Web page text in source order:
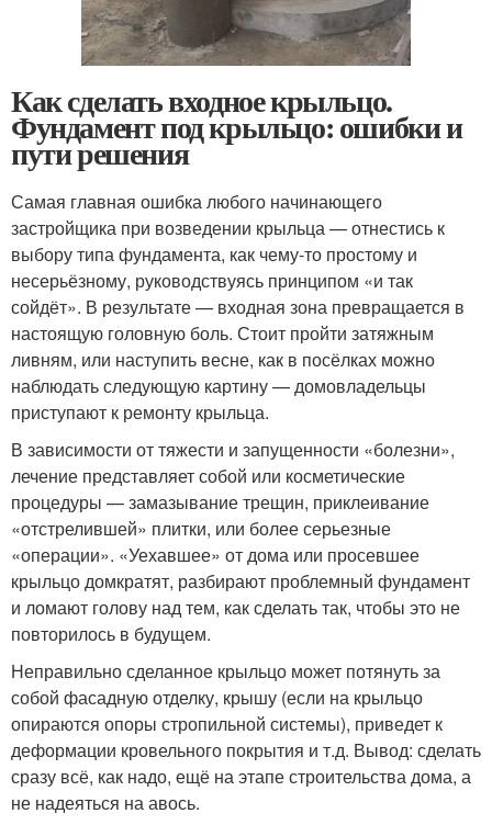
Как сделать входное крыльцо.
Фундамент под крыльцо: ошибки и
пути решения
Самая главная ошибка любого начинающего
застройщика при возведении крыльца — отнестись к
выбору типа фундамента, как чему-то простому и
несерьёзному, руководствуясь принципом «и так
сойдёт». В результате — входная зона превращается в
настоящую головную боль. Стоит пройти затяжным
ливням, или наступить весне, как в посёлках можно
наблюдать следующую картину — домовладельцы
приступают к ремонту крыльца.
В зависимости от тяжести и запущенности «болезни»,
лечение представляет собой или косметические
процедуры — замазывание трещин, приклеивание
«отстрелившей» плитки, или более серьезные
«операции». «Уехавшее» от дома или просевшее
крыльцо домкратят, разбирают проблемный фундамент
и ломают голову над тем, как сделать так, чтобы это не
повторилось в будущем.
Неправильно сделанное крыльцо может потянуть за
собой фасадную отделку, крышу (если на крыльцо
опираются опоры стропильной системы), приведет к
деформации кровельного покрытия и т.д. Вывод: сделать
сразу всё, как надо, ещё на этапе строительства дома, а
не надеяться на авось.